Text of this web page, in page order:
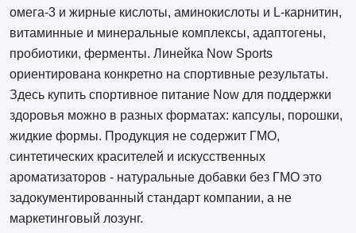
омега-3 и жирные кислоты, аминокислоты и L-карнитин,
витаминные и минеральные комплексы, адаптогены,
пробиотики, ферменты. Линейка Now Sports
ориентирована конкретно на спортивные результаты.
Здесь купить спортивное питание Now для поддержки
здоровья можно в разных форматах: капсулы, порошки,
жидкие формы. Продукция не содержит ГМО,
синтетических красителей и искусственных
ароматизаторов - натуральные добавки без ГМО это
задокументированный стандарт компании, а не
маркетинговый лозунг.